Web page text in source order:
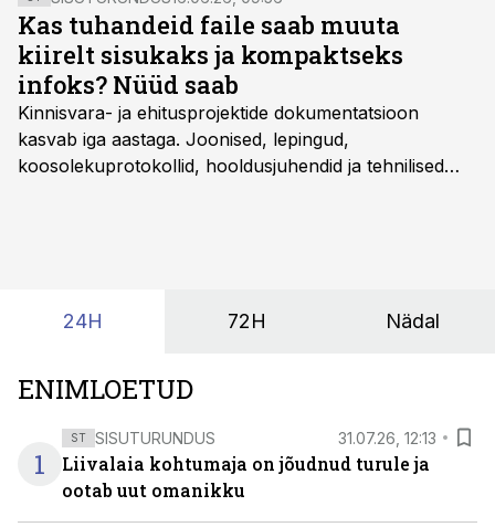
Kas tuhandeid faile saab muuta
kiirelt sisukaks ja kompaktseks
infoks? Nüüd saab
Kinnisvara- ja ehitusprojektide dokumentatsioon
kasvab iga aastaga. Joonised, lepingud,
koosolekuprotokollid, hooldusjuhendid ja tehnilised
24H 72H Nädal
ENIMLOETUD
1
ST SISUTURUNDUS 31.07.26, 12:13
Liivalaia kohtumaja on jõudnud turule ja
ootab uut omanikku